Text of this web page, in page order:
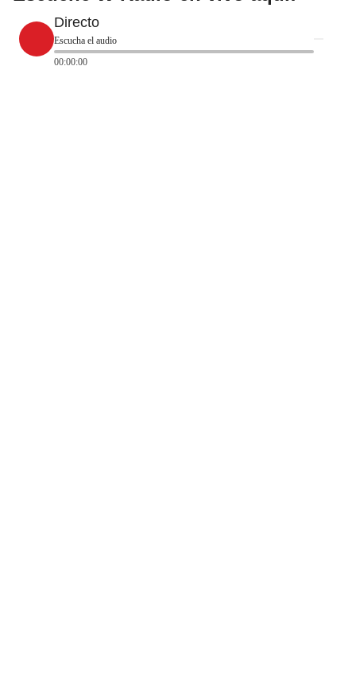
Directo
Escucha el audio
00:00:00